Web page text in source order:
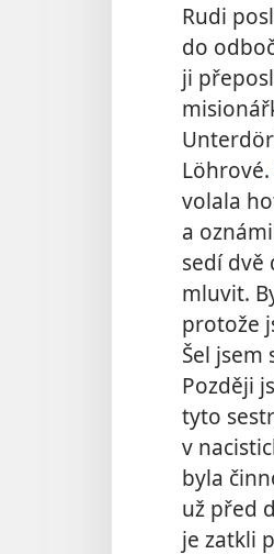
Rudi
do
ji
Löhrové.
volala
a
sedí dvě
mluvit.
protože
Šel jsem
Později
tyto
v
byla
už před
je zatkli